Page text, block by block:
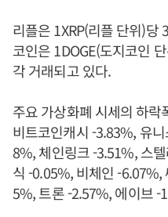
리플은 1XRP(리플 단위)당
코인은 1DOGE(도지코인
각 거래되고 있다.
주요 가상화폐 시세의 하
비트코인캐시 -3.83%, 유
8%, 체인링크 -3.51%, 스
식 -0.05%, 비체인 -
5%, 트론 -2.57%, 에이브 -